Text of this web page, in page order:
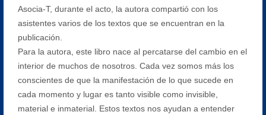
Asocia-T, durante el acto, la autora compartió con los
asistentes varios de los textos que se encuentran en la
publicación.
Para la autora, este libro nace al percatarse del cambio en el
interior de muchos de nosotros. Cada vez somos más los
conscientes de que la manifestación de lo que sucede en
cada momento y lugar es tanto visible como invisible,
material e inmaterial. Estos textos nos ayudan a entender